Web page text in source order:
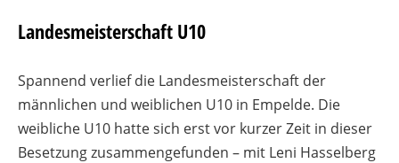
Landesmeisterschaft U10
Spannend verlief die Landesmeisterschaft der
männlichen und weiblichen U10 in Empelde. Die
weibliche U10 hatte sich erst vor kurzer Zeit in dieser
Besetzung zusammengefunden – mit Leni Hasselberg